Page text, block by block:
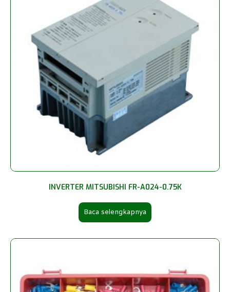
INVERTER MITSUBISHI FR-A024-0.75K
Baca selengkapnya